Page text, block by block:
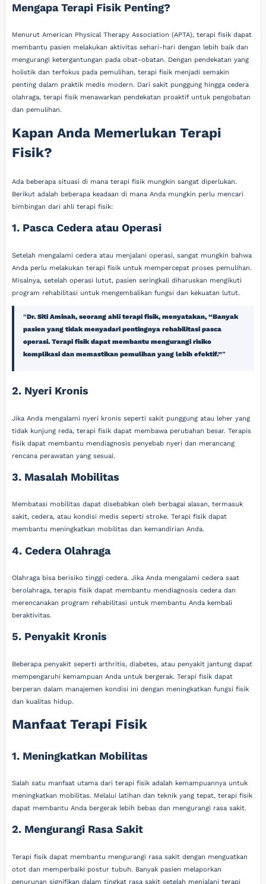
Mengapa Terapi Fisik Penting?
Menurut American Physical Therapy Association (APTA), terapi fisik dapat
membantu pasien melakukan aktivitas sehari-hari dengan lebih baik dan
mengurangi ketergantungan pada obat-obatan. Dengan pendekatan yang
holistik dan terfokus pada pemulihan, terapi fisik menjadi semakin
penting dalam praktik medis modern. Dari sakit punggung hingga cedera
olahraga, terapi fisik menawarkan pendekatan proaktif untuk pengobatan
dan pemulihan.
Kapan Anda Memerlukan Terapi
Fisik?
Ada beberapa situasi di mana terapi fisik mungkin sangat diperlukan.
Berikut adalah beberapa keadaan di mana Anda mungkin perlu mencari
bimbingan dari ahli terapi fisik:
1. Pasca Cedera atau Operasi
Setelah mengalami cedera atau menjalani operasi, sangat mungkin bahwa
Anda perlu melakukan terapi fisik untuk mempercepat proses pemulihan.
Misalnya, setelah operasi lutut, pasien seringkali diharuskan mengikuti
program rehabilitasi untuk mengembalikan fungsi dan kekuatan lutut.
Dr. Siti Aminah, seorang ahli terapi fisik, menyatakan, “Banyak
pasien yang tidak menyadari pentingnya rehabilitasi pasca
operasi. Terapi fisik dapat membantu mengurangi risiko
komplikasi dan memastikan pemulihan yang lebih efektif.”
2. Nyeri Kronis
Jika Anda mengalami nyeri kronis seperti sakit punggung atau leher yang
tidak kunjung reda, terapi fisik dapat membawa perubahan besar. Terapis
fisik dapat membantu mendiagnosis penyebab nyeri dan merancang
rencana perawatan yang sesuai.
3. Masalah Mobilitas
Membatasi mobilitas dapat disebabkan oleh berbagai alasan, termasuk
sakit, cedera, atau kondisi medis seperti stroke. Terapi fisik dapat
membantu meningkatkan mobilitas dan kemandirian Anda.
4. Cedera Olahraga
Olahraga bisa berisiko tinggi cedera. Jika Anda mengalami cedera saat
berolahraga, terapis fisik dapat membantu mendiagnosis cedera dan
merencanakan program rehabilitasi untuk membantu Anda kembali
beraktivitas.
5. Penyakit Kronis
Beberapa penyakit seperti arthritis, diabetes, atau penyakit jantung dapat
mempengaruhi kemampuan Anda untuk bergerak. Terapi fisik dapat
berperan dalam manajemen kondisi ini dengan meningkatkan fungsi fisik
dan kualitas hidup.
Manfaat Terapi Fisik
1. Meningkatkan Mobilitas
Salah satu manfaat utama dari terapi fisik adalah kemampuannya untuk
meningkatkan mobilitas. Melalui latihan dan teknik yang tepat, terapi fisik
dapat membantu Anda bergerak lebih bebas dan mengurangi rasa sakit.
2. Mengurangi Rasa Sakit
Terapi fisik dapat membantu mengurangi rasa sakit dengan menguatkan
otot dan memperbaiki postur tubuh. Banyak pasien melaporkan
penurunan signifikan dalam tingkat rasa sakit setelah menjalani terapi